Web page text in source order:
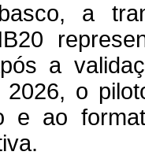
a
a
2026, o
e ao